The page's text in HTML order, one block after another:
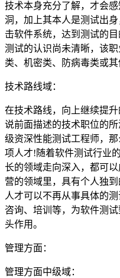
技术本身充分了解，才会
洞，加上其本人是测试出
击软件系统，达到测试的
测试的认识尚未清晰，该
类、机密类、防病毒类或
技术路线域：
在技术路线，向上继续提
说前面描述的技术职位的
级资深性能测试工程师，
项人才!随着软件测试行业
长的领域走向深入，都可
营的领域里，具有个人独
人才可以不再从事具体的
咨询、培训等，为软件测
头作用。
管理方面：
管理方面中级域：